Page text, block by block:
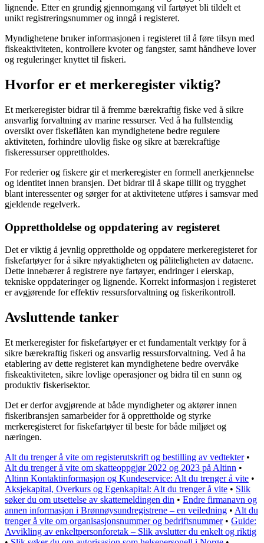
lignende. Etter en grundig gjennomgang vil fartøyet bli tildelt et
unikt registreringsnummer og inngå i registeret.
Myndighetene bruker informasjonen i registeret til å føre tilsyn med
fiskeaktiviteten, kontrollere kvoter og fangster, samt håndheve lover
og reguleringer knyttet til fiskeri.
Hvorfor er et merkeregister viktig?
Et merkeregister bidrar til å fremme bærekraftig fiske ved å sikre
ansvarlig forvaltning av marine ressurser. Ved å ha fullstendig
oversikt over fiskeflåten kan myndighetene bedre regulere
aktiviteten, forhindre ulovlig fiske og sikre at bærekraftige
fiskeressurser opprettholdes.
For rederier og fiskere gir et merkeregister en formell anerkjennelse
og identitet innen bransjen. Det bidrar til å skape tillit og trygghet
blant interessenter og sørger for at aktivitetene utføres i samsvar med
gjeldende regelverk.
Opprettholdelse og oppdatering av registeret
Det er viktig å jevnlig opprettholde og oppdatere merkeregisteret for
fiskefartøyer for å sikre nøyaktigheten og påliteligheten av dataene.
Dette innebærer å registrere nye fartøyer, endringer i eierskap,
tekniske oppdateringer og lignende. Korrekt informasjon i registeret
er avgjørende for effektiv ressursforvaltning og fiskerikontroll.
Avsluttende tanker
Et merkeregister for fiskefartøyer er et fundamentalt verktøy for å
sikre bærekraftig fiskeri og ansvarlig ressursforvaltning. Ved å ha
etablering av dette registeret kan myndighetene bedre overvåke
fiskeaktiviteten, sikre lovlige operasjoner og bidra til en sunn og
produktiv fiskerisektor.
Det er derfor avgjørende at både myndigheter og aktører innen
fiskeribransjen samarbeider for å opprettholde og styrke
merkeregisteret for fiskefartøyer til beste for både miljøet og
næringen.
Alt du trenger å vite om registerutskrift og bestilling av vedtekter•
Alt du trenger å vite om skatteoppgjør 2022 og 2023 på Altinn •
Altinn Kontaktinformasjon og Kundeservice: Alt du trenger å vite •
Aksjekapital, Overkurs og Egenkapital: Alt du trenger å vite • Slik
søker du om utsettelse av skattemeldingen din • Endre firmanavn og
annen informasjon i Brønnøysundregistrene – en veiledning • Alt du
trenger å vite om organisasjonsnummer og bedriftsnummer• Guide:
Avvikling av enkeltpersonforetak – Slik avslutter du enkelt og riktig